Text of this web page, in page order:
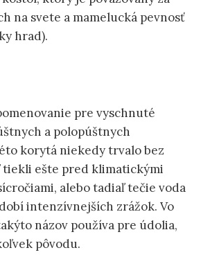
na svete a mamelucká pevnosť
hrad).
pre vyschnuté
a polopúštnych
korytá niekedy trvalo bez
tiekli ešte pred klimatickými
alebo tadiaľ tečie voda
intenzívnejších zrážok. Vo
názov používa pre údolia,
pôvodu.